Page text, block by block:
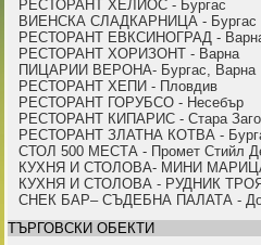
РЕСТОРАНТ ХЕЛИОС - Бургас
ВИЕНСКА СЛАДКАРНИЦА - Бургас
РЕСТОРАНТ ЕВКСИНОГРАД -
РЕСТОРАНТ ХОРИЗОНТ - Варна
ПИЦАРИИ ВЕРОНА- Бургас, Варна
РЕСТОРАНТ ХЕПИ - Пловдив
РЕСТОРАНТ ГОРУБСО - Несебър
РЕСТОРАНТ КИПАРИС - Стара
РЕСТОРАНТ ЗЛАТНА КОТВА -
СТОЛ 500 МЕСТА - Промет Стийл
КУХНЯ И СТОЛОВА- МИНИ
КУХНЯ И СТОЛОВА - РУДНИК
СНЕК БАР– СЪДЕБНА ПАЛАТА -
ТЪРГОВСКИ ОБЕКТИ